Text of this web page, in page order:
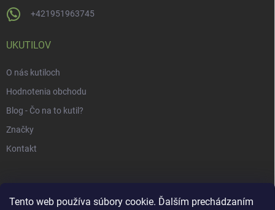
Tento web používa súbory cookie. Ďalším prechádzaním
+421951963745
UKUTILOV
O nás kutiloch
Hodnotenia obchodu
Blog - Čo na to kutil?
Značky
Kontakt